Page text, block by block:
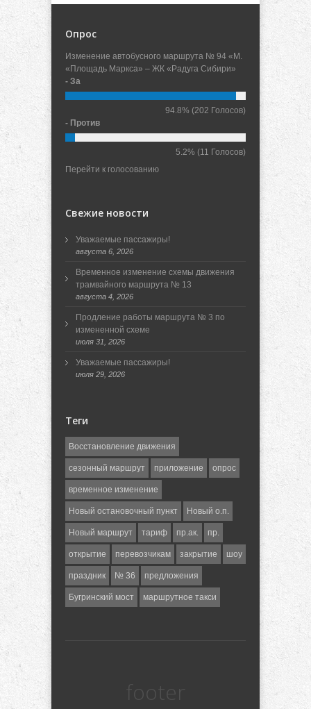
Опрос
Изменение автобусного маршрута № 94 «М.
«Площадь Маркса» – ЖК «Радуга Сибири»
- За
94.8% (202 Голосов)
- Против
5.2% (11 Голосов)
Перейти к голосованию
Свежие новости
Уважаемые пассажиры!
августа 6, 2026
Временное изменение схемы движения
трамвайного маршрута № 13
августа 4, 2026
Продление работы маршрута № 3 по
измененной схеме
июля 31, 2026
Уважаемые пассажиры!
июля 29, 2026
Теги
Восстановление движения
сезонный маршрут приложение опрос
временное изменение
Новый остановочный пункт Новый о.п.
Новый маршрут тариф пр.ак. пр.
открытие перевозчикам закрытие шоу
праздник № 36 предложения
Бугринский мост маршрутное такси
footer